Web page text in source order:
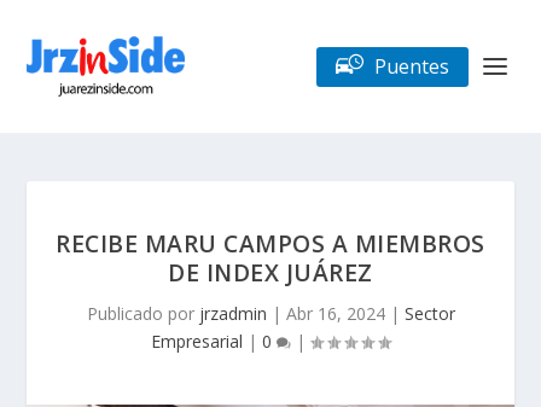
Puentes
RECIBE MARU CAMPOS A MIEMBROS
DE INDEX JUÁREZ
Publicado por jrzadmin | Abr 16, 2024| Sector
Empresarial | 0 |